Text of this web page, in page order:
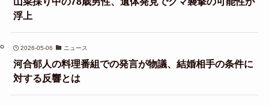
浮上
2026-05-06 ニュース
河合郁人の料理番組での発言が物議、結婚相手の条件に
対する反響とは